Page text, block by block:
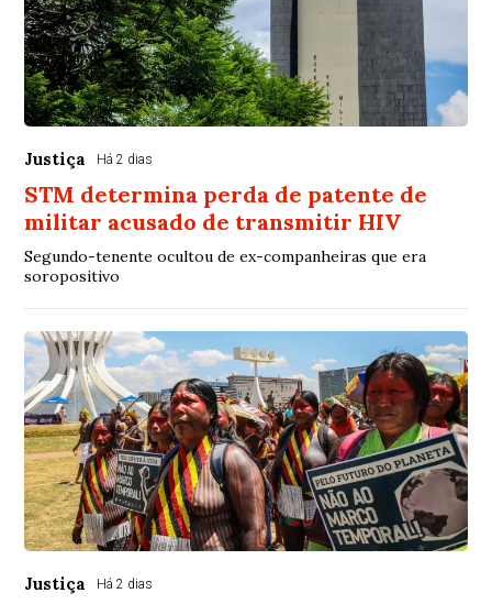
Justiça Há 2 dias
STM determina perda de patente de
militar acusado de transmitir HIV
Segundo-tenente ocultou de ex-companheiras que era
soropositivo
Justiça Há 2 dias